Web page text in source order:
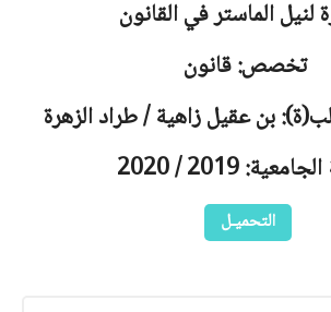
لنيل الماستر في القانون
تخصص: قانون
بن عقيل زاهية / طراد الزهرة
2019 / 2020
التحميـل